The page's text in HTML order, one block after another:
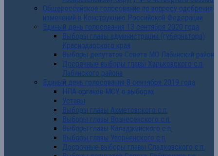
Общероссийское голосование по вопросу одобрения
изменений в Конструкцию Российской Федерации
Единый день голосования 13 сентября 2020 года
Выборы главы администрации (губернатора)
Краснодарского края
Выборы депутатов Совета МО Лабинский район
Досрочные выборы главы Харьковского с.п.
Лабинского района
Единый день голосования 8 сентября 2019 года
НПА органов МСУ о выборах
Уставы
Выборы главы Ахметовского с.п.
Выборы главы Вознесенского с.п.
Выборы главы Каладжинского с.п.
Выборы главы Упорненского с.п.
Досрочные выборы главы Сладковского с.п.